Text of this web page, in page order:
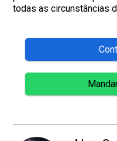
todas as circunstâncias